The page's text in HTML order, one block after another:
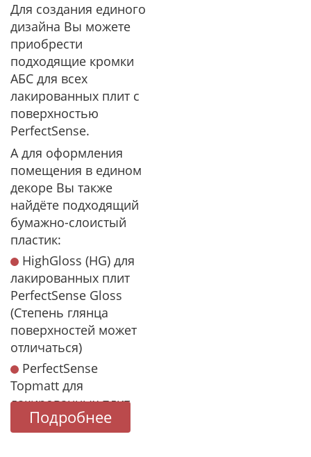
Для создания единого
дизайна Вы можете
приобрести
подходящие кромки
АБС для всех
лакированных плит с
поверхностью
PerfectSense.
А для оформления
помещения в едином
декоре Вы также
найдёте подходящий
бумажно-слоистый
пластик:
HighGloss (HG) для
лакированных плит
PerfectSense Gloss
(Степень глянца
поверхностей может
отличаться)
PerfectSense
Topmatt для
лакированных плит
PerfectSense Matt.
Подробнее